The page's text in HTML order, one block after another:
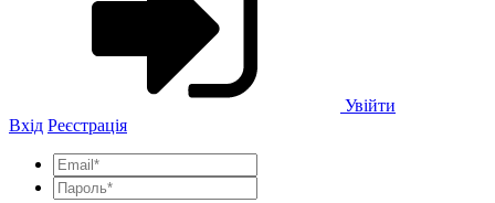
Увійти
Вхід Реєстрація